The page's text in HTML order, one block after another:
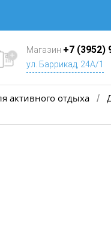
Магазин +7 (3952)
ул. Баррикад, 24А/1
активного отдыха /